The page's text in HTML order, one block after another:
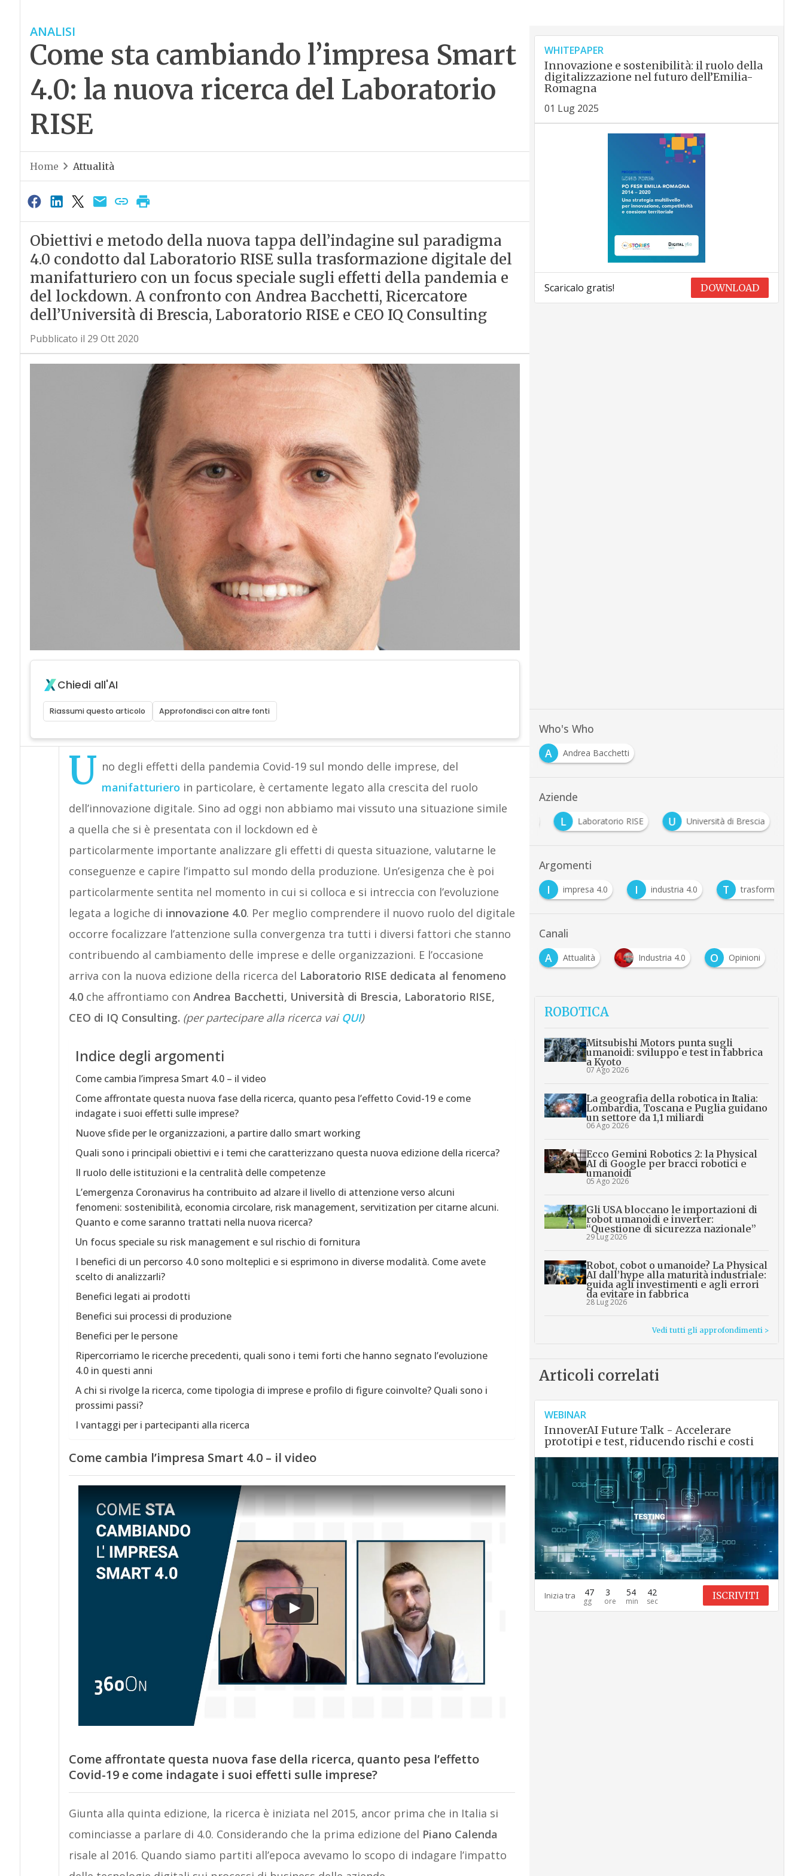
ANALISI
Come sta cambiando l’impresa Smart
4.0: la nuova ricerca del Laboratorio
RISE
Home Attualità
Obiettivi e metodo della nuova tappa dell’indagine sul paradigma
4.0 condotto dal Laboratorio RISE sulla trasformazione digitale del
manifatturiero con un focus speciale sugli effetti della pandemia e
del lockdown. A confronto con Andrea Bacchetti, Ricercatore
dell’Università di Brescia, Laboratorio RISE e CEO IQ Consulting
Pubblicato il 29 Ott 2020
Chiedi all'AI
Riassumi questo articolo Approfondisci con altre fonti
U no degli effetti della pandemia Covid-19 sul mondo delle imprese, del
manifatturiero in particolare, è certamente legato alla crescita del ruolo
dell’innovazione digitale. Sino ad oggi non abbiamo mai vissuto una situazione simile
a quella che si è presentata con il lockdown ed è
particolarmente importante analizzare gli effetti di questa situazione, valutarne le
conseguenze e capire l’impatto sul mondo della produzione. Un’esigenza che è poi
particolarmente sentita nel momento in cui si colloca e si intreccia con l’evoluzione
legata a logiche di innovazione 4.0. Per meglio comprendere il nuovo ruolo del digitale
occorre focalizzare l’attenzione sulla convergenza tra tutti i diversi fattori che stanno
contribuendo al cambiamento delle imprese e delle organizzazioni. E l’occasione
arriva con la nuova edizione della ricerca del Laboratorio RISE dedicata al fenomeno
4.0 che affrontiamo con Andrea Bacchetti, Università di Brescia, Laboratorio RISE,
CEO di IQ Consulting. (per partecipare alla ricerca vai QUI)
Indice degli argomenti
Come cambia l’impresa Smart 4.0 – il video
Come affrontate questa nuova fase della ricerca, quanto pesa l’effetto Covid-19 e come
indagate i suoi effetti sulle imprese?
Nuove sfide per le organizzazioni, a partire dallo smart working
Quali sono i principali obiettivi e i temi che caratterizzano questa nuova edizione della ricerca?
Il ruolo delle istituzioni e la centralità delle competenze
L’emergenza Coronavirus ha contribuito ad alzare il livello di attenzione verso alcuni
fenomeni: sostenibilità, economia circolare, risk management, servitization per citarne alcuni.
Quanto e come saranno trattati nella nuova ricerca?
Un focus speciale su risk management e sul rischio di fornitura
I benefici di un percorso 4.0 sono molteplici e si esprimono in diverse modalità. Come avete
scelto di analizzarli?
Benefici legati ai prodotti
Benefici sui processi di produzione
Benefici per le persone
Ripercorriamo le ricerche precedenti, quali sono i temi forti che hanno segnato l’evoluzione
4.0 in questi anni
A chi si rivolge la ricerca, come tipologia di imprese e profilo di figure coinvolte? Quali sono i
prossimi passi?
I vantaggi per i partecipanti alla ricerca
Come cambia l’impresa Smart 4.0 – il video
Come affrontate questa nuova fase della ricerca, quanto pesa l’effetto
Covid-19 e come indagate i suoi effetti sulle imprese?
Giunta alla quinta edizione, la ricerca è iniziata nel 2015, ancor prima che in Italia si
cominciasse a parlare di 4.0. Considerando che la prima edizione del Piano Calenda
risale al 2016. Quando siamo partiti all’epoca avevamo lo scopo di indagare l’impatto
WHITEPAPER
Innovazione e sostenibilità: il ruolo della
digitalizzazione nel futuro dell’Emilia-
Romagna
01 Lug 2025
Scaricalo gratis! DOWNLOAD
Who's Who
A
Andrea Bacchetti
Aziende
L Laboratorio RISE U Università di Brescia
Argomenti
D
Digital Transformation I impresa 4.0 I industria 4.0 T trasformazione
Canali
A
Attualità Industria 4.0 O Opinioni
ROBOTICA
Mitsubishi Motors punta sugli
umanoidi: sviluppo e test in fabbrica
a Kyoto
07 Ago 2026
La geografia della robotica in Italia:
Lombardia, Toscana e Puglia guidano
un settore da 1,1 miliardi
06 Ago 2026
Ecco Gemini Robotics 2: la Physical
AI di Google per bracci robotici e
umanoidi
05 Ago 2026
Gli USA bloccano le importazioni di
robot umanoidi e inverter:
“Questione di sicurezza nazionale”
29 Lug 2026
Robot, cobot o umanoide? La Physical
AI dall’hype alla maturità industriale:
guida agli investimenti e agli errori
da evitare in fabbrica
28 Lug 2026
Vedi tutti gli approfondimenti >
Articoli correlati
WEBINAR
InnoverAI Future Talk - Accelerare
prototipi e test, riducendo rischi e costi
Inizia tra 47 3 54 41 ISCRIVITI